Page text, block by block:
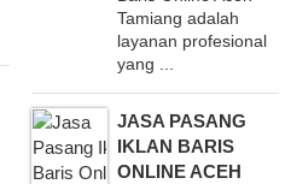
Tamiang adalah
layanan profesional
yang ...
JASA PASANG
IKLAN BARIS
ONLINE ACEH